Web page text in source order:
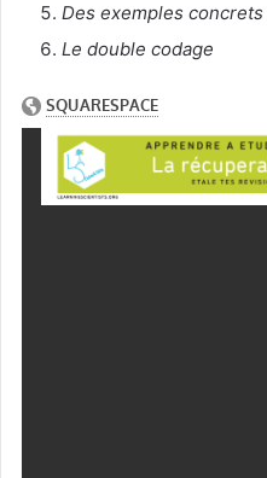
Des exemples concrets
Le double codage